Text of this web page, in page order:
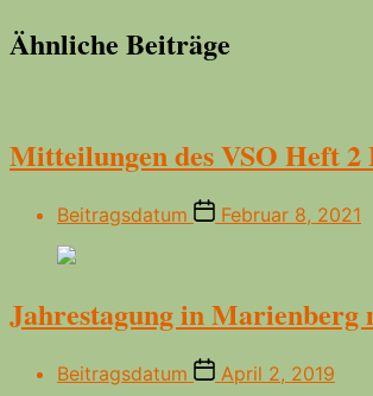
Ähnliche Beiträge
Mitteilungen des VSO Heft 2
Beitragsdatum Februar 8, 2021
Jahrestagung in Marienberg
Beitragsdatum April 2, 2019